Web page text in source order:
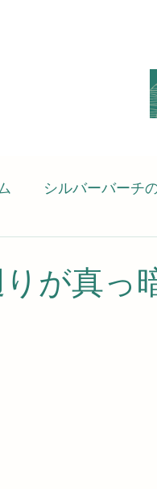
シルバーバーチ
が真っ